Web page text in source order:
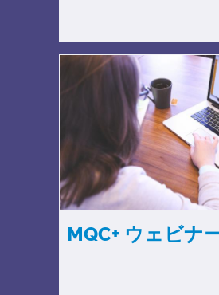
MQC+ ウェビナ